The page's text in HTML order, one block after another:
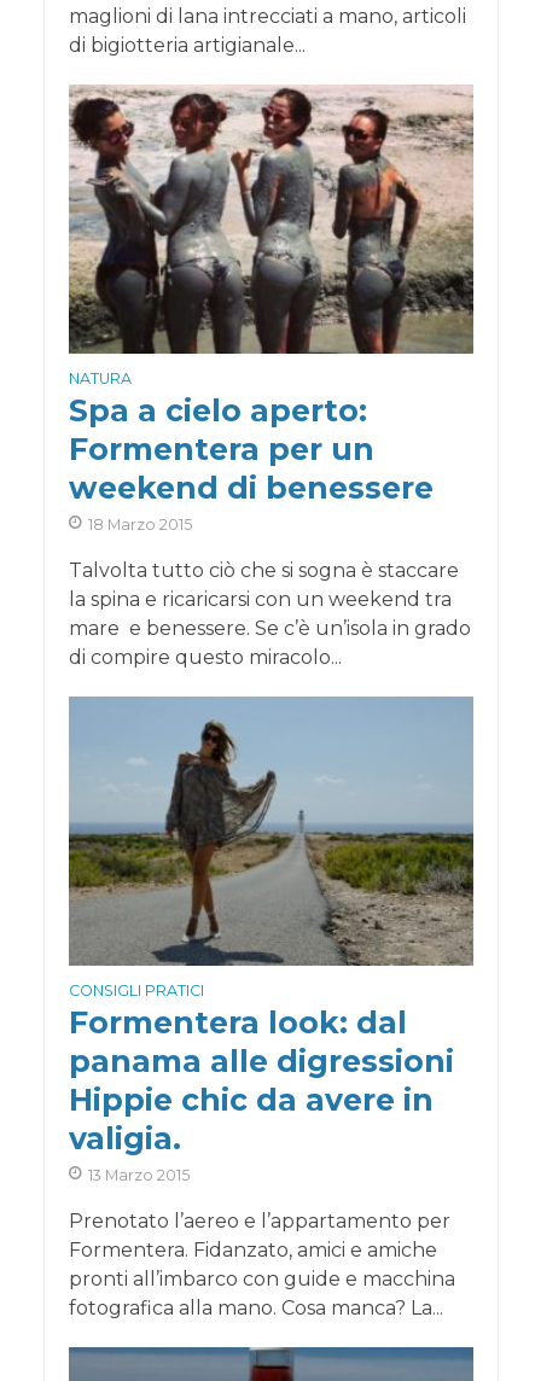
maglioni di lana intrecciati a mano, articoli
di bigiotteria artigianale...
NATURA
Spa a cielo aperto:
Formentera per un
weekend di benessere
18 Marzo 2015
Talvolta tutto ciò che si sogna è staccare
la spina e ricaricarsi con un weekend tra
mare e benessere. Se c’è un’isola in grado
di compire questo miracolo...
CONSIGLI PRATICI
Formentera look: dal
panama alle digressioni
Hippie chic da avere in
valigia.
13 Marzo 2015
Prenotato l’aereo e l’appartamento per
Formentera. Fidanzato, amici e amiche
pronti all’imbarco con guide e macchina
fotografica alla mano. Cosa manca? La...